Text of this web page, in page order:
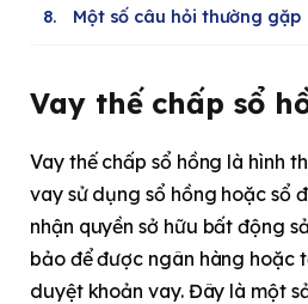
Một số câu hỏi thường gặp
Vay thế chấp sổ
Vay thế chấp sổ hồng là hình
vay sử dụng sổ hồng hoặc sổ
nhận quyền sở hữu bất động
bảo để được ngân hàng hoặc
duyệt khoản vay. Đây là một